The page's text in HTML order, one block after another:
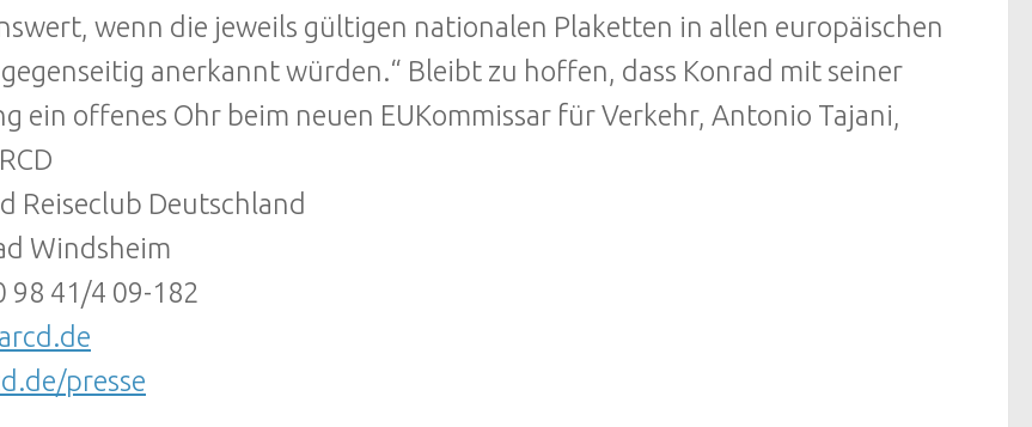
wenn die jeweils gültigen nationalen Plaketten in allen europäischen
anerkannt würden.“ Bleibt zu hoffen, dass Konrad mit seiner
ein offenes Ohr beim neuen EUKommissar für Verkehr, Antonio Tajani,
Reiseclub Deutschland
Windsheim
98 41/4 09-182
presse